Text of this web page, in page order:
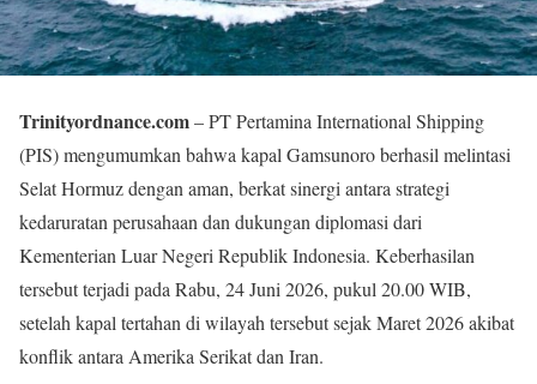
Trinityordnance.com– PT Pertamina International Shipping
(PIS) mengumumkan bahwa kapal Gamsunoro berhasil melintasi
Selat Hormuz dengan aman, berkat sinergi antara strategi
kedaruratan perusahaan dan dukungan diplomasi dari
Kementerian Luar Negeri Republik Indonesia. Keberhasilan
tersebut terjadi pada Rabu, 24 Juni 2026, pukul 20.00 WIB,
setelah kapal tertahan di wilayah tersebut sejak Maret 2026 akibat
konflik antara Amerika Serikat dan Iran.